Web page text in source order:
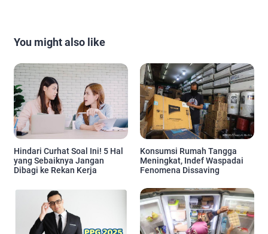
You might also like
Hindari Curhat Soal Ini! 5 Hal
yang Sebaiknya Jangan
Dibagi ke Rekan Kerja
Konsumsi Rumah Tangga
Meningkat, Indef Waspadai
Fenomena Dissaving